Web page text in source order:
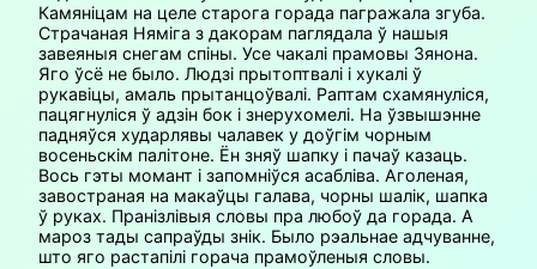
Камяніцам на целе старога горада пагражала згуба.
Страчаная Няміга з дакорам паглядала ў нашыя
завеяныя снегам спіны. Усе чакалі прамовы Зянона.
Яго ўсё не было. Людзі прытоптвалі і хукалі ў
рукавіцы, амаль прытанцоўвалі. Раптам схамянуліся,
пацягнуліся ў адзін бок і знерухомелі. На ўзвышэнне
падняўся хударлявы чалавек у доўгім чорным
восеньскім палітоне. Ён зняў шапку і пачаў казаць.
Вось гэты момант і запомніўся асабліва. Аголеная,
завостраная на макаўцы галава, чорны шалік, шапка
ў руках. Пранізлівыя словы пра любоў да горада. А
мароз тады сапраўды знік. Было рэальнае адчуванне,
што яго растапілі горача прамоўленыя словы.